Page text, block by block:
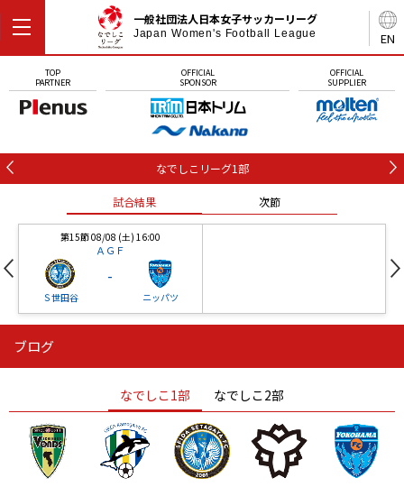
EN
一般社団法人日本女子サッカーリーグ
Japan Women's Football League
TOP
PARTNER
OFFICIAL
SPONSOR
OFFICIAL
SUPPLIER
なでしこリーグ1部
試合結果 次節
第15節 08/08 (土) 16:00
ＡＧＦ
Ｓ世田谷
-
ニッパツ
ニッパツ
ニッパツ 名古屋
石人の星
静岡 愛媛Ｌ
ブログ
なでしこ1部 なでしこ2部